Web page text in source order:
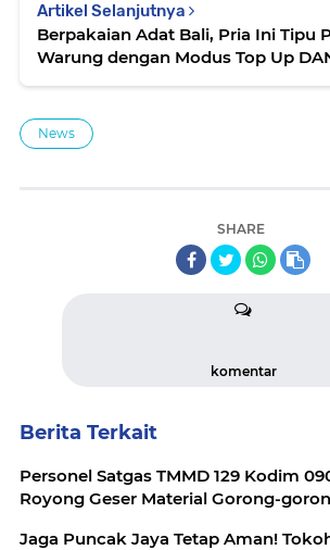
Artikel Selanjutnya
Berpakaian Adat Bali, Pria Ini Tipu
Warung dengan Modus Top Up
News
SHARE
komentar
Berita Terkait
Personel Satgas TMMD 129 Kodim
Royong Geser Material Gorong-
Jaga Puncak Jaya Tetap Aman!